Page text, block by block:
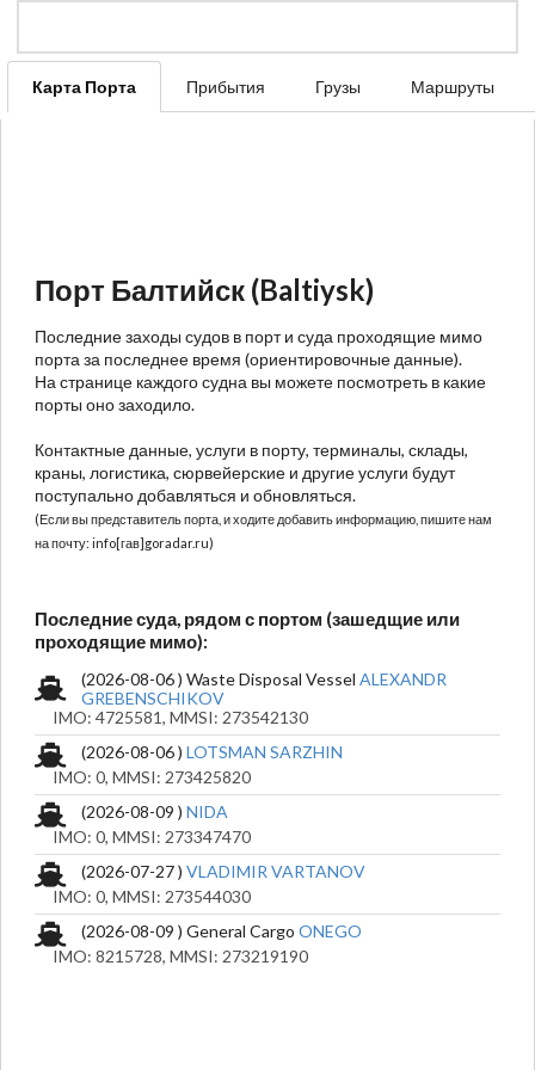
Карта Порта Прибытия Грузы Маршруты
Порт Балтийск (Baltiysk)
Последние заходы судов в порт и суда проходящие мимо
порта за последнее время (ориентировочные данные).
На странице каждого судна вы можете посмотреть в какие
порты оно заходило.
Контактные данные, услуги в порту, терминалы, склады,
краны, логистика, сюрвейерские и другие услуги будут
поступально добавляться и обновляться.
(Если вы представитель порта, и ходите добавить информацию, пишите нам
на почту: info[гав]goradar.ru)
Последние суда, рядом с портом (зашедщие или
проходящие мимо):
(2026-08-06 ) Waste Disposal Vessel ALEXANDR
GREBENSCHIKOV
IMO: 4725581, MMSI: 273542130
(2026-08-06 ) LOTSMAN SARZHIN
IMO: 0, MMSI: 273425820
(2026-08-09 ) NIDA
IMO: 0, MMSI: 273347470
(2026-07-27 ) VLADIMIR VARTANOV
IMO: 0, MMSI: 273544030
(2026-08-09 ) General Cargo ONEGO
IMO: 8215728, MMSI: 273219190